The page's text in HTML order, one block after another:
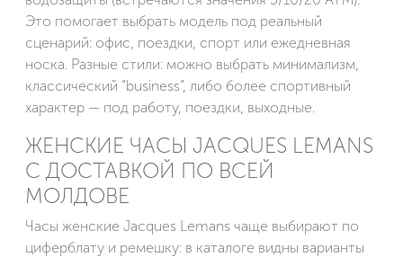
Это помогает выбрать модель под реальный
сценарий: офис, поездки, спорт или ежедневная
носка. Разные стили: можно выбрать минимализм,
классический “business”, либо более спортивный
характер — под работу, поездки, выходные.
ЖЕНСКИЕ ЧАСЫ JACQUES LEMANS
С ДОСТАВКОЙ ПО ВСЕЙ
МОЛДОВЕ
Часы женские Jacques Lemans чаще выбирают по
циферблату и ремешку: в каталоге видны варианты